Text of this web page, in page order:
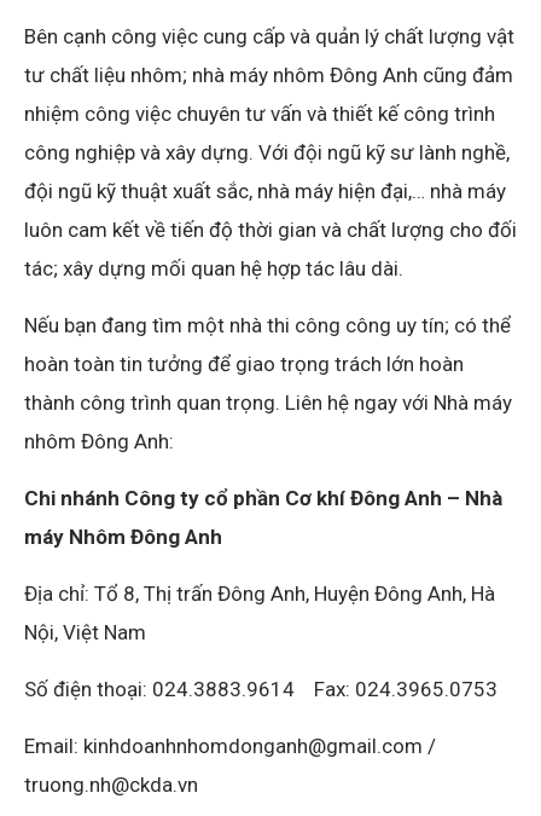
Bên cạnh công việc cung cấp và quản lý chất lượng vật
tư chất liệu nhôm; nhà máy nhôm Đông Anh cũng đảm
nhiệm công việc chuyên tư vấn và thiết kế công trình
công nghiệp và xây dựng. Với đội ngũ kỹ sư lành nghề,
đội ngũ kỹ thuật xuất sắc, nhà máy hiện đại,… nhà máy
luôn cam kết về tiến độ thời gian và chất lượng cho đối
tác; xây dựng mối quan hệ hợp tác lâu dài.
Nếu bạn đang tìm một nhà thi công công uy tín; có thể
hoàn toàn tin tưởng để giao trọng trách lớn hoàn
thành công trình quan trọng. Liên hệ ngay với Nhà máy
nhôm Đông Anh:
Chi nhánh Công ty cổ phần Cơ khí Đông Anh – Nhà
máy Nhôm Đông Anh
Địa chỉ: Tổ 8, Thị trấn Đông Anh, Huyện Đông Anh, Hà
Nội, Việt Nam
Số điện thoại: 024.3883.9614 Fax: 024.3965.0753
Email: kinhdoanhnhomdonganh@gmail.com /
truong.nh@ckda.vn